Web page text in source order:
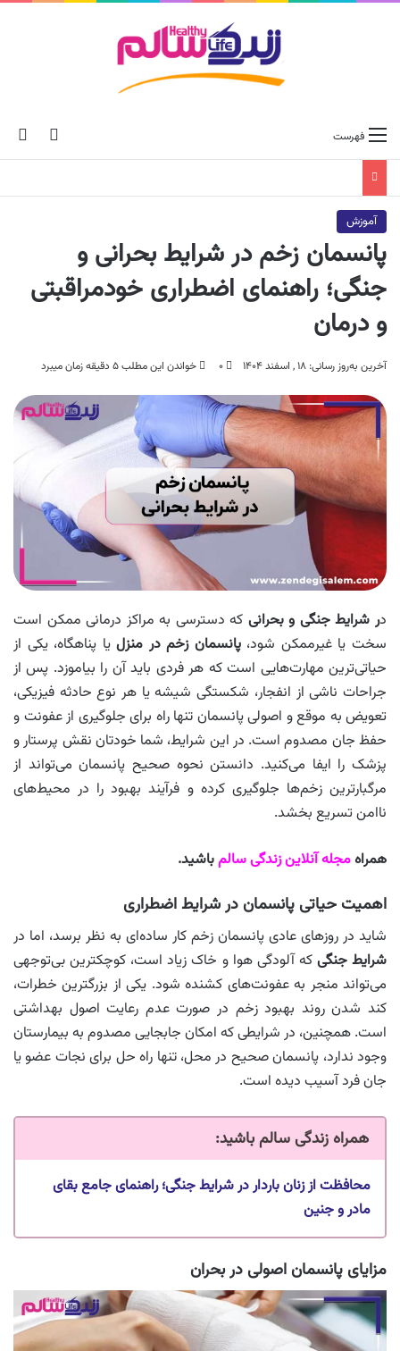
skin فهرست
آموزش
پانسمان زخم در شرایط بحرانی و
جنگی؛ راهنمای اضطراری خودمراقبتی
و درمان
آخرین به‌روز رسانی: ۱۸ , اسفند ۱۴۰۴ ۰ خواندن این مطلب ۵ دقیقه زمان میبرد
در شرایط جنگی و بحرانی که دسترسی به مراکز درمانی ممکن است
سخت یا غیرممکن شود،پانسمان زخم در منزلیا پناهگاه، یکی از
حیاتی‌ترین مهارت‌هایی است که هر فردی باید آن را بیاموزد. پس از
جراحات ناشی از انفجار، شکستگی شیشه یا هر نوع حادثه فیزیکی،
تعویض به موقع و اصولی پانسمان تنها راه برای جلوگیری از عفونت و
حفظ جان مصدوم است. در این شرایط، شما خودتان نقش پرستار و
پزشک را ایفا می‌کنید. دانستن نحوه صحیح پانسمان می‌تواند از
مرگبارترین زخم‌ها جلوگیری کرده و فرآیند بهبود را در محیط‌های
ناامن تسریع بخشد.
همراهمجله آنلاین زندگی سالمباشید.
اهمیت حیاتی پانسمان در شرایط اضطراری
شاید در روزهای عادی پانسمان زخم کار ساده‌ای به نظر برسد، اما در
شرایط جنگی که آلودگی هوا و خاک زیاد است، کوچکترین بی‌توجهی
می‌تواند منجر به عفونت‌های کشنده شود. یکی از بزرگترین خطرات،
کند شدن روند بهبود زخم در صورت عدم رعایت اصول بهداشتی
است. همچنین، در شرایطی که امکان جابجایی مصدوم به بیمارستان
وجود ندارد، پانسمان صحیح در محل، تنها راه حل برای نجات عضو یا
جان فرد آسیب‌ دیده است.
همراه زندگی سالم باشید:
محافظت از زنان باردار در شرایط جنگی؛ راهنمای جامع بقای
مادر و جنین
مزایای پانسمان اصولی در بحران